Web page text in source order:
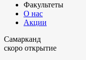
Факультеты
О нас
Акции
Самарканд
скоро открытие